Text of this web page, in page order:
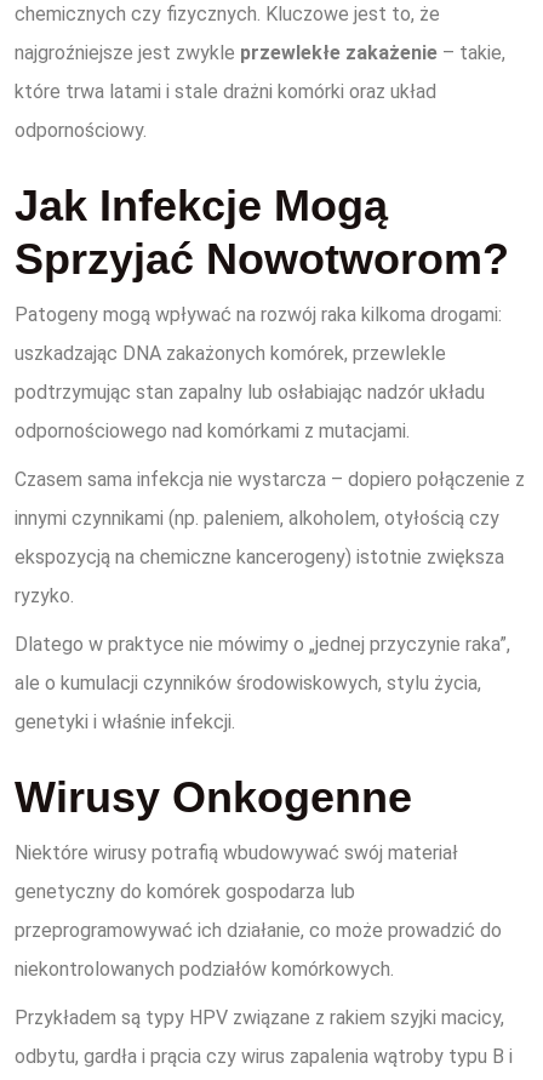
chemicznych czy fizycznych. Kluczowe jest to, że
najgroźniejsze jest zwykle przewlekłe zakażenie – takie,
które trwa latami i stale drażni komórki oraz układ
odpornościowy.
Jak Infekcje Mogą
Sprzyjać Nowotworom?
Patogeny mogą wpływać na rozwój raka kilkoma drogami:
uszkadzając DNA zakażonych komórek, przewlekle
podtrzymując stan zapalny lub osłabiając nadzór układu
odpornościowego nad komórkami z mutacjami.
Czasem sama infekcja nie wystarcza – dopiero połączenie z
innymi czynnikami (np. paleniem, alkoholem, otyłością czy
ekspozycją na chemiczne kancerogeny) istotnie zwiększa
ryzyko.
Dlatego w praktyce nie mówimy o „jednej przyczynie raka”,
ale o kumulacji czynników środowiskowych, stylu życia,
genetyki i właśnie infekcji.
Wirusy Onkogenne
Niektóre wirusy potrafią wbudowywać swój materiał
genetyczny do komórek gospodarza lub
przeprogramowywać ich działanie, co może prowadzić do
niekontrolowanych podziałów komórkowych.
Przykładem są typy HPV związane z rakiem szyjki macicy,
odbytu, gardła i prącia czy wirus zapalenia wątroby typu B i